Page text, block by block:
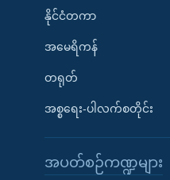
နိုင်ငံတကာ
အမေရိကန်
တရုတ်
အစ္စရေး-ပါလက်စတိုင်း
အပတ်စဉ်ကဏ္ဍများ